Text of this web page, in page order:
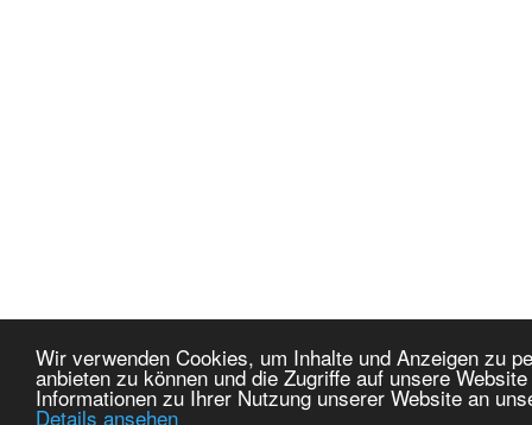
Wir verwenden Cookies, um Inhalte und Anzeigen zu
anbieten zu können und die Zugriffe auf unsere
Informationen zu Ihrer Nutzung unserer Website an
Details ansehen